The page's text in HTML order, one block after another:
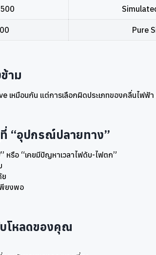
Pure
าม
เหมือนกัน แต่การเลือกผิดประเภทของคลื่นไ
“อุปกรณ์ปลายทาง”
อ “เคยมีปัญหาเวลาไฟดับ-ไฟตก”
ย
ยงพอ
โหลดของคุณ